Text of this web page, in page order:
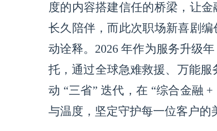
度的内容搭建信任的桥梁，让
长久陪伴，而此次职场新喜剧
动诠释。2026 年作为服务升级
托，通过全球急难救援、万能
动 “三省” 迭代，在 “综合金融
与温度，坚定守护每一位客户的